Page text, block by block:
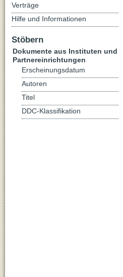
Verträge
Hilfe und Informationen
Stöbern
Dokumente aus Instituten und
Partnereinrichtungen
Erscheinungsdatum
Autoren
Titel
DDC-Klassifikation